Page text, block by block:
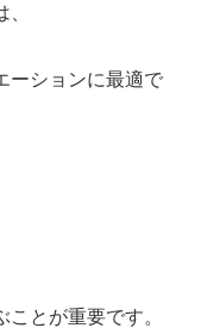
ーションに最適で
とが重要です。